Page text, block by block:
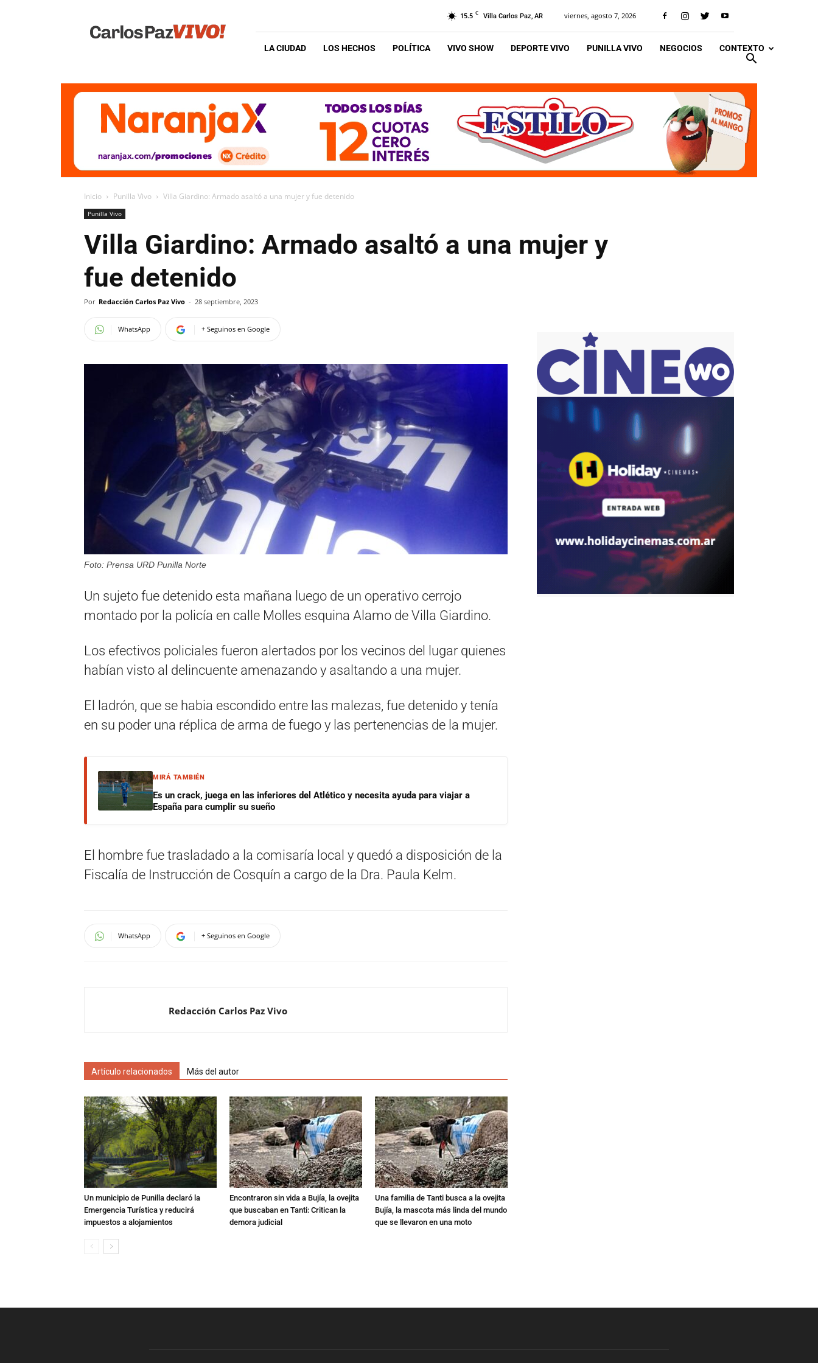
Vivo
15.5 C Villa Carlos Paz, AR viernes, agosto 7, 2026
LA CIUDAD LOS HECHOS POLÍTICA VIVO SHOW DEPORTE VIVO PUNILLA VIVO NEGOCIOS CONTEXTO
Inicio Punilla Vivo Villa Giardino: Armado asaltó a una mujer y fue detenido
Punilla Vivo
Villa Giardino: Armado asaltó a una mujer y
fue detenido
Por Redacción Carlos Paz Vivo - 28 septiembre, 2023
WhatsApp + Seguinos en Google
Foto: Prensa URD Punilla Norte
Un sujeto fue detenido esta mañana luego de un operativo cerrojo
montado por la policía en calle Molles esquina Alamo de Villa Giardino.
Los efectivos policiales fueron alertados por los vecinos del lugar quienes
habían visto al delincuente amenazando y asaltando a una mujer.
El ladrón, que se habia escondido entre las malezas, fue detenido y tenía
en su poder una réplica de arma de fuego y las pertenencias de la mujer.
MIRÁ TAMBIÉN
Es un crack, juega en las inferiores del Atlético y necesita ayuda para viajar a
España para cumplir su sueño
El hombre fue trasladado a la comisaría local y quedó a disposición de la
Fiscalía de Instrucción de Cosquín a cargo de la Dra. Paula Kelm.
WhatsApp + Seguinos en Google
Redacción Carlos Paz Vivo
Artículo relacionados Más del autor
Un municipio de Punilla declaró la
Emergencia Turística y reducirá
impuestos a alojamientos
Encontraron sin vida a Bujía, la ovejita
que buscaban en Tanti: Critican la
demora judicial
Una familia de Tanti busca a la ovejita
Bujía, la mascota más linda del mundo
que se llevaron en una moto